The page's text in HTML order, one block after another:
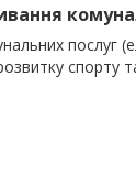
послуг
спорту